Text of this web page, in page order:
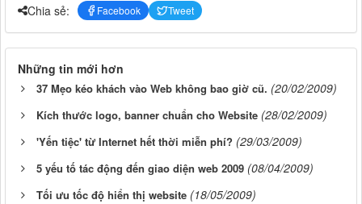
Chia sẻ: Facebook Tweet
Những tin mới hơn
37 Mẹo kéo khách vào Web không bao giờ cũ. (20/02/2009)
Kích thước logo, banner chuẩn cho Website (28/02/2009)
'Yến tiệc' từ Internet hết thời miễn phí? (29/03/2009)
5 yếu tố tác động đến giao diện web 2009 (08/04/2009)
Tối ưu tốc độ hiển thị website (18/05/2009)